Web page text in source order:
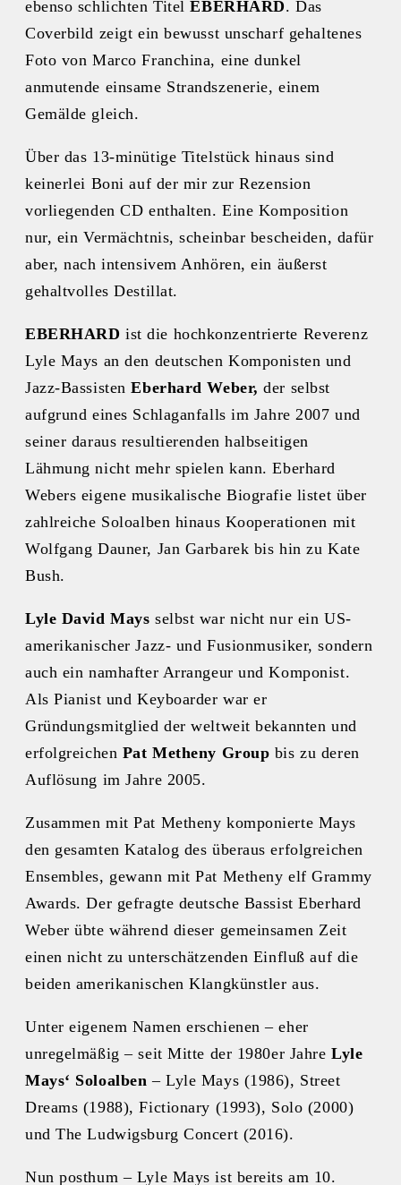
ebenso schlichten TitelEBERHARD. Das
Coverbild zeigt ein bewusst unscharf gehaltenes
Foto von Marco Franchina, eine dunkel
anmutende einsame Strandszenerie, einem
Gemälde gleich.
Über das 13-minütige Titelstück hinaus sind
keinerlei Boni auf der mir zur Rezension
vorliegenden CD enthalten. Eine Komposition
nur, ein Vermächtnis, scheinbar bescheiden, dafür
aber, nach intensivem Anhören, ein äußerst
gehaltvolles Destillat.
EBERHARD ist die hochkonzentrierte Reverenz
Lyle Mays an den deutschen Komponisten und
Jazz-BassistenEberhard Weber, der selbst
aufgrund eines Schlaganfalls im Jahre 2007 und
seiner daraus resultierenden halbseitigen
Lähmung nicht mehr spielen kann. Eberhard
Webers eigene musikalische Biografie listet über
zahlreiche Soloalben hinaus Kooperationen mit
Wolfgang Dauner, Jan Garbarek bis hin zu Kate
Bush.
Lyle David Mays selbst war nicht nur ein US-
amerikanischer Jazz- und Fusionmusiker, sondern
auch ein namhafter Arrangeur und Komponist.
Als Pianist und Keyboarder war er
Gründungsmitglied der weltweit bekannten und
erfolgreichen Pat Metheny Group bis zu deren
Auflösung im Jahre 2005.
Zusammen mit Pat Metheny komponierte Mays
den gesamten Katalog des überaus erfolgreichen
Ensembles, gewann mit Pat Metheny elf Grammy
Awards. Der gefragte deutsche Bassist Eberhard
Weber übte während dieser gemeinsamen Zeit
einen nicht zu unterschätzenden Einfluß auf die
beiden amerikanischen Klangkünstler aus.
Unter eigenem Namen erschienen – eher
unregelmäßig – seit Mitte der 1980er JahreLyle
Mays‘ Soloalben– Lyle Mays (1986), Street
Dreams (1988), Fictionary (1993), Solo (2000)
und The Ludwigsburg Concert (2016).
Nun posthum – Lyle Mays ist bereits am 10.